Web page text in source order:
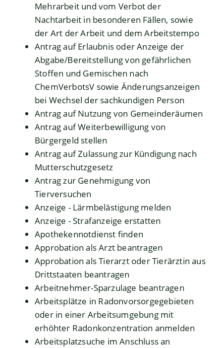
Mehrarbeit und vom Verbot der
Nachtarbeit in besonderen Fällen, sowie
der Art der Arbeit und dem Arbeitstempo
Antrag auf Erlaubnis oder Anzeige der
Abgabe/Bereitstellung von gefährlichen
Stoffen und Gemischen nach
ChemVerbotsV sowie Änderungsanzeigen
bei Wechsel der sachkundigen Person
Antrag auf Nutzung von Gemeinderäumen
Antrag auf Weiterbewilligung von
Bürgergeld stellen
Antrag auf Zulassung zur Kündigung nach
Mutterschutzgesetz
Antrag zur Genehmigung von
Tierversuchen
Anzeige - Lärmbelästigung melden
Anzeige - Strafanzeige erstatten
Apothekennotdienst finden
Approbation als Arzt beantragen
Approbation als Tierarzt oder Tierärztin aus
Drittstaaten beantragen
Arbeitnehmer-Sparzulage beantragen
Arbeitsplätze in Radonvorsorgegebieten
oder in einer Arbeitsumgebung mit
erhöhter Radonkonzentration anmelden
Arbeitsplatzsuche im Anschluss an